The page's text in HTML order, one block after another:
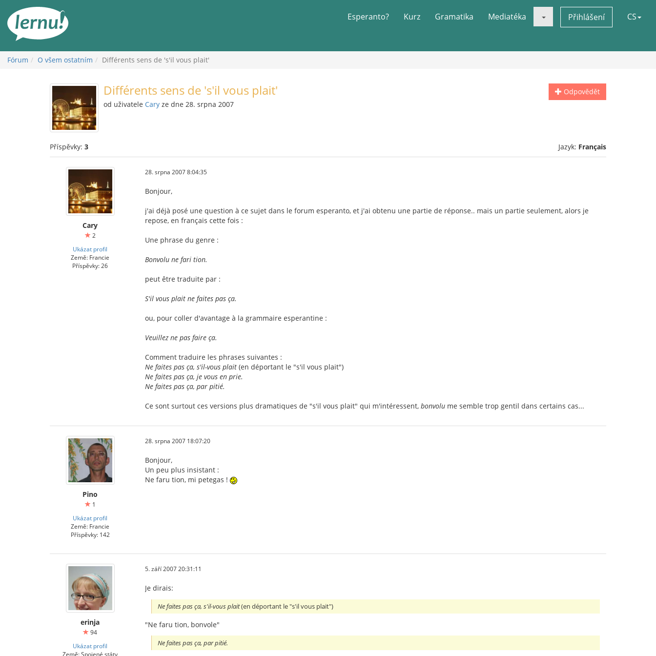
obsahu
Esperanto? Kurz Gramatika Mediatéka Přihlášení CS
Fórum O všem ostatním Différents sens de 's'il vous plait'
Odpovědět
Différents sens de 's'il vous plait'
od uživatele Cary ze dne 28. srpna 2007
Příspěvky: 3 Jazyk: Français
Cary
2
Ukázat profil
Země: Francie
Příspěvky: 26
28. srpna 2007 8:04:35
Bonjour,
j'ai déjà posé une question à ce sujet dans le forum esperanto, et j'ai obtenu une partie de réponse.. mais un partie seulement, alors je
repose, en français cette fois :
Une phrase du genre :
Bonvolu ne fari tion.
peut être traduite par :
S'il vous plait ne faites pas ça.
ou, pour coller d'avantage à la grammaire esperantine :
Veuillez ne pas faire ça.
Comment traduire les phrases suivantes :
Ne faites pas ça, s'il-vous plait (en déportant le "s'il vous plait")
Ne faites pas ça, je vous en prie.
Ne faites pas ça, par pitié.
Ce sont surtout ces versions plus dramatiques de "s'il vous plait" qui m'intéressent, bonvolu me semble trop gentil dans certains cas...
Pino
1
Ukázat profil
Země: Francie
Příspěvky: 142
28. srpna 2007 18:07:20
Bonjour,
Un peu plus insistant :
Ne faru tion, mi petegas !
erinja
94
Ukázat profil
Země: Spojené státy
5. září 2007 20:31:11
Je dirais:
Ne faites pas ça, s'il-vous plait(en déportant le "s'il vous plait")
"Ne faru tion, bonvole"
Ne faites pas ça, par pitié.